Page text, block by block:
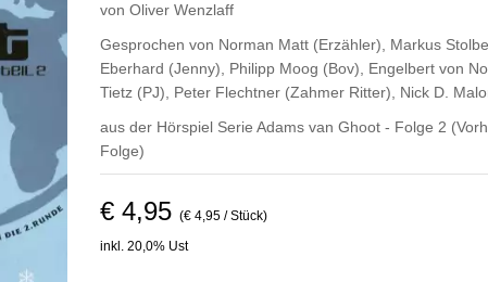
von Oliver Wenzlaff
Gesprochen von Norman Matt (Erzähler) Markus
Eberhard (Jenny)
Philipp Moog (Bov) Engelbert von
Tietz (PJ)
Peter Flechtner (Zahmer Ritter)
Nick D.
aus der Hörspiel Serie Adams van Ghoot - Folge 2
Folge)
€ 4,95 (€ 4,95 / Stück)
inkl. 20,0% Ust